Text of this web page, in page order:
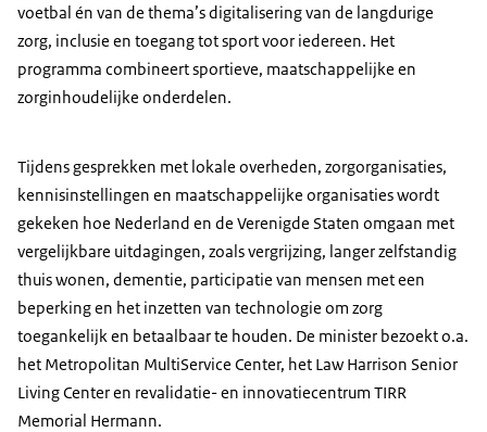
voetbal én van de thema’s digitalisering van de langdurige
zorg, inclusie en toegang tot sport voor iedereen. Het
programma combineert sportieve, maatschappelijke en
zorginhoudelijke onderdelen.
Tijdens gesprekken met lokale overheden, zorgorganisaties,
kennisinstellingen en maatschappelijke organisaties wordt
gekeken hoe Nederland en de Verenigde Staten omgaan met
vergelijkbare uitdagingen, zoals vergrijzing, langer zelfstandig
thuis wonen, dementie, participatie van mensen met een
beperking en het inzetten van technologie om zorg
toegankelijk en betaalbaar te houden. De minister bezoekt o.a.
het Metropolitan MultiService Center, het Law Harrison Senior
Living Center en revalidatie- en innovatiecentrum TIRR
Memorial Hermann.